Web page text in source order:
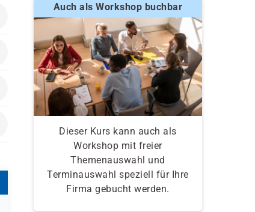
Auch als Workshop buchbar
Dieser Kurs kann auch als
Workshop mit freier
Themenauswahl und
Terminauswahl speziell für Ihre
Firma gebucht werden.